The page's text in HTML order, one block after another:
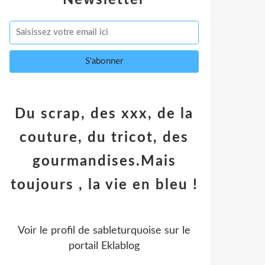
Du scrap, des xxx, de la
couture, du tricot, des
gourmandises.Mais
toujours , la vie en bleu !
Voir le profil de sableturquoise sur le
portail Eklablog